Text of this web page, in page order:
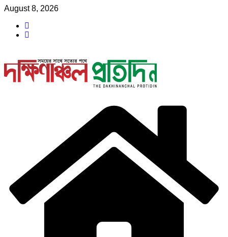
Skip
content
August 8, 2026